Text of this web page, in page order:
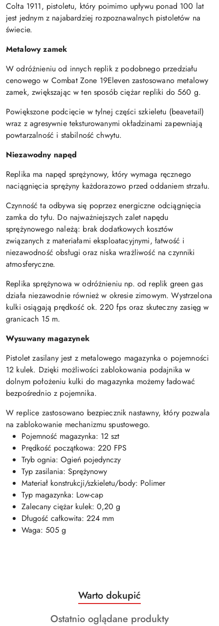
Colta 1911, pistoletu, który poimimo upływu ponad 100 lat
jest jednym z najabardziej rozpoznawalnych pistoletów na
świecie.
Metalowy zamek
W odróżnieniu od innych replik z podobnego przedziału
cenowego w Combat Zone 19Eleven zastosowano metalowy
zamek, zwiększając w ten sposób ciężar repliki do 560 g.
Powiększone podcięcie w tylnej części szkieletu (beavetail)
wraz z agresywnie teksturowanymi okładzinami zapewniają
powtarzalność i stabilność chwytu.
Niezawodny napęd
Replika ma napęd sprężynowy, który wymaga ręcznego
naciągnięcia sprężyny każdorazowo przed oddaniem strzału.
Czynność ta odbywa się poprzez energiczne odciągnięcia
zamka do tyłu. Do najważniejszych zalet napędu
sprężynowego należą: brak dodatkowych kosztów
związanych z materiałami eksploatacyjnymi, łatwość i
niezawodność obsługi oraz niska wrażliwość na czynniki
atmosferyczne.
Replika sprężynowa w odróżnieniu np. od replik green gas
działa niezawodnie również w okresie zimowym. Wystrzelona
kulki osiągają prędkość ok. 220 fps oraz skuteczny zasięg w
granicach 15 m.
Wysuwany magazynek
Pistolet zasilany jest z metalowego magazynka o pojemności
12 kulek. Dzięki możliwości zablokowania podajnika w
dolnym położeniu kulki do magazynka możemy ładować
bezpośrednio z pojemnika.
W replice zastosowano bezpiecznik nastawny, który pozwala
na zablokowanie mechanizmu spustowego.
Pojemność magazynka: 12 szt
Prędkość początkowa: 220 FPS
Tryb ognia: Ogień pojedynczy
Typ zasilania: Sprężynowy
Materiał konstrukcji/szkieletu/body: Polimer
Typ magazynka: Low-cap
Zalecany ciężar kulek: 0,20 g
Długość całkowita: 224 mm
Waga: 505 g
Pomiń karuzelę produktów
Produkty
o
statusie:
Warto dokupić
Produkty
Ostatnio oglądane produkty